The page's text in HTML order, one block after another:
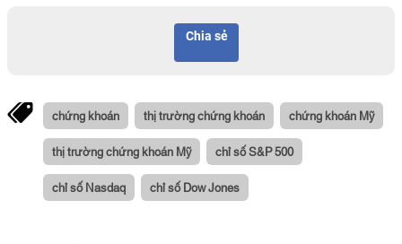
Chia sẻ
chứng khoán thị trường chứng khoán chứng khoán Mỹ
thị trường chứng khoán Mỹ chỉ số S&P 500
chỉ số Nasdaq chỉ số Dow Jones